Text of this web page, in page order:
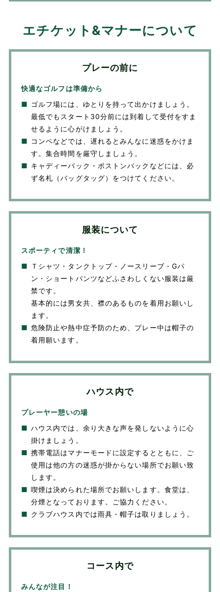
エチケット&マナーについて
プレーの前に
快適なゴルフは準備から
■ ゴルフ場には、ゆとりを持って出かけましょう。
最低でもスタート30分前には到着して受付をすま
せるように心がけましょう。
■ コンペなどでは、遅れるとみんなに迷惑をかけま
す。集合時間を厳守しましょう。
■ キャディーバック・ボストンバックなどには、必
ず名札（バッグタッグ）をつけてください。
服装について
スポーティで清潔！
■
Ｔシャツ・タンクトップ・ノースリーブ・Gパ
ン・ショートパンツなどふさわしくない服装は厳
禁です。
基本的には男女共、襟のあるものを着用お願いし
ます。
■ 危険防止や熱中症予防のため、プレー中は帽子の
着用願います。
ハウス内で
プレーヤー憩いの場
■ ハウス内では、余り大きな声を発しないように心
掛けましょう。
■ 携帯電話はマナーモードに設定するとともに、ご
使用は他の方の迷惑が掛からない場所でお願い致
します。
■ 喫煙は決められた場所でお願いします。食堂は、
分煙となっております。ご協力ください。
■ クラブハウス内では雨具・帽子は取りましょう。
コース内で
みんなが注目！